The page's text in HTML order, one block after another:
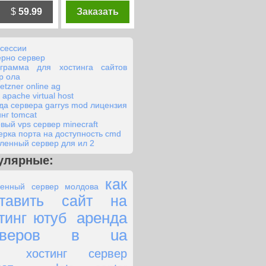
$ 59.99 Заказать
сервер
для хостинга сайтов
ола
online ag
apache virtual host
сервера garrys mod лицензия
tomcat
vps сервер minecraft
порта на доступность cmd
сервер для ил 2
сервер молдова
как
сайт на
ютуб
аренда
в ua
хостинг сервер